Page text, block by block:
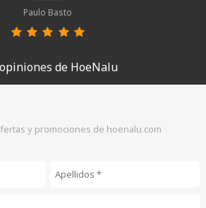
Paulo Basto
de HoeNalu
y promociones de hoenalu.com